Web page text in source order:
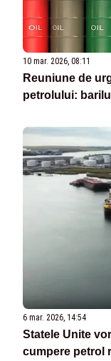
10 mar. 2026, 08:11
Reuniune de
petrolului:
6 mar. 2026, 14:54
Statele Unite
cumpere petrol